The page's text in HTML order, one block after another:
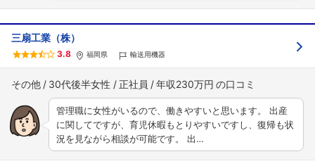
三扇工業（株）
3.8 福岡県 輸送用機器
その他 30代後半女性 正社員 年収230万円
管理職に女性がいるので、働きやすいと思います。 出産
に関してですが、育児休暇もとりやすいですし、復帰も状
況を見ながら相談が可能です。 出…